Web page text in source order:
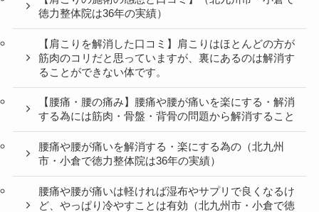
徳力整体院は36年の実績）
【肩こりを解消した口コミ】肩こりはほとんどの方が
筋肉のコリだと思っていますが、裏にあるのは解消す
ることができない体です。
【腰痛・腰の痛み】腰痛や腰が痛いを楽にする・解消
する為には筋肉・骨盤・背骨の問題から解消すること
腰痛や腰が痛いを解消する・楽にする為の（北九州
市・小倉で徳力整体院は36年の実績）
腰痛や腰が痛いは軽ければ湿布やサプリで良くなるけ
ど、やっぱり冷やすことは有効（北九州市・小倉で徳